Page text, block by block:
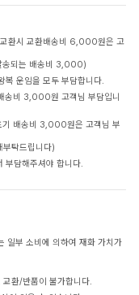
교환시 교환배송비 6,000원은 고
송되는 배송비 3,000)
복 운임을 모두 부담합니다.
송비 3,000원 고객님 부담입니
기 배송비 3,000원은 고객님 부
부탁드립니다)
부담해주셔야 합니다.
일부 소비에 의하여 재화 가치가
환/반품이 불가합니다.